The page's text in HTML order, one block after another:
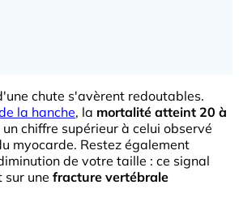
chute s'avèrent redoutables.
la hanche, la mortalité atteint 20 à
un chiffre supérieur à celui observé
myocarde. Restez également
de votre taille : ce signal
une fracture vertébrale